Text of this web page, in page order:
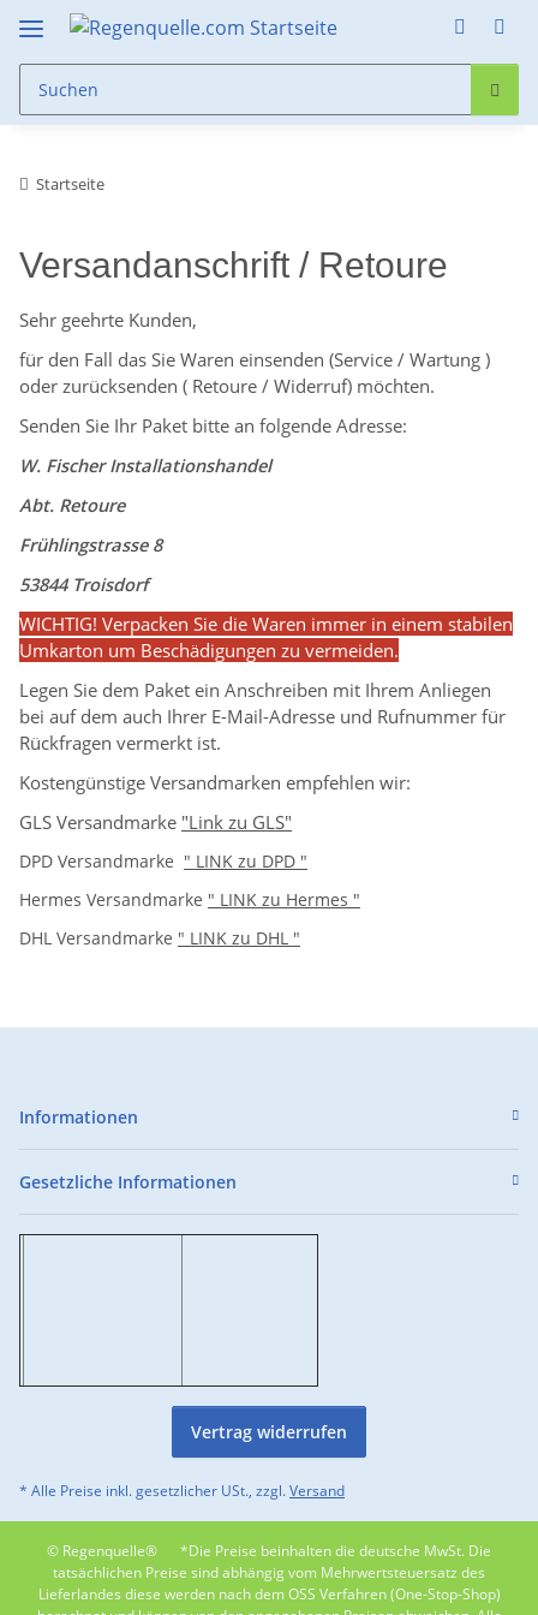
Startseite
Versandanschrift / Retoure
Sehr geehrte Kunden,
für den Fall das Sie Waren einsenden (Service / Wartung )
oder zurücksenden ( Retoure / Widerruf) möchten.
Senden Sie Ihr Paket bitte an folgende Adresse:
W. Fischer Installationshandel
Abt. Retoure
Frühlingstrasse 8
53844 Troisdorf
WICHTIG! Verpacken Sie die Waren immer in einem stabilen
Umkarton um Beschädigungen zu vermeiden.
Legen Sie dem Paket ein Anschreiben mit Ihrem Anliegen
bei auf dem auch Ihrer E-Mail-Adresse und Rufnummer für
Rückfragen vermerkt ist.
Kostengünstige Versandmarken empfehlen wir:
GLS Versandmarke "Link zu GLS"
DPD Versandmarke " LINK zu DPD "
Hermes Versandmarke " LINK zu Hermes "
DHL Versandmarke " LINK zu DHL "
Informationen
Gesetzliche Informationen
Vertrag widerrufen
* Alle Preise inkl. gesetzlicher USt., zzgl.Versand
© Regenquelle®
*Die Preise beinhalten die deutsche MwSt. Die
tatsächlichen Preise sind abhängig vom Mehrwertsteuersatz des
Lieferlandes diese werden nach dem OSS Verfahren (One-Stop-Shop)